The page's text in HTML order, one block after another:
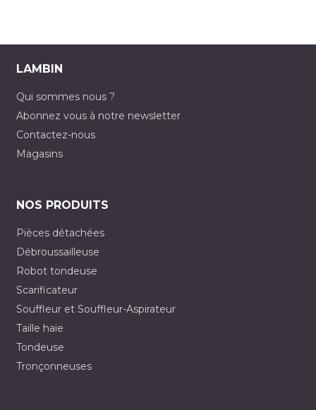
LAMBIN
Qui sommes nous ?
Abonnez vous à notre newsletter
Contactez-nous
Magasins
NOS PRODUITS
Pièces détachées
Débroussailleuse
Robot tondeuse
Scarificateur
Souffleur et Souffleur-Aspirateur
Taille haie
Tondeuse
Tronçonneuses